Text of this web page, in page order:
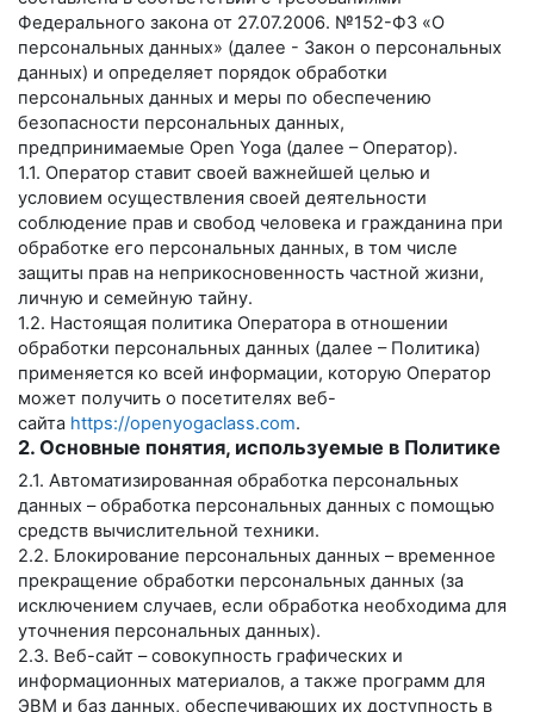
Федерального закона от 27.07.2006. №152-ФЗ «О
персональных данных» (далее - Закон о персональных
данных) и определяет порядок обработки
персональных данных и меры по обеспечению
безопасности персональных данных,
предпринимаемые Open Yoga (далее – Оператор).
1.1. Оператор ставит своей важнейшей целью и
условием осуществления своей деятельности
соблюдение прав и свобод человека и гражданина при
обработке его персональных данных, в том числе
защиты прав на неприкосновенность частной жизни,
личную и семейную тайну.
1.2. Настоящая политика Оператора в отношении
обработки персональных данных (далее – Политика)
применяется ко всей информации, которую Оператор
может получить о посетителях веб-
сайта https://openyogaclass.com.
2. Основные понятия, используемые в Политике
2.1. Автоматизированная обработка персональных
данных – обработка персональных данных с помощью
средств вычислительной техники.
2.2. Блокирование персональных данных – временное
прекращение обработки персональных данных (за
исключением случаев, если обработка необходима для
уточнения персональных данных).
2.3. Веб-сайт – совокупность графических и
информационных материалов, а также программ для
ЭВМ и баз данных, обеспечивающих их доступность в